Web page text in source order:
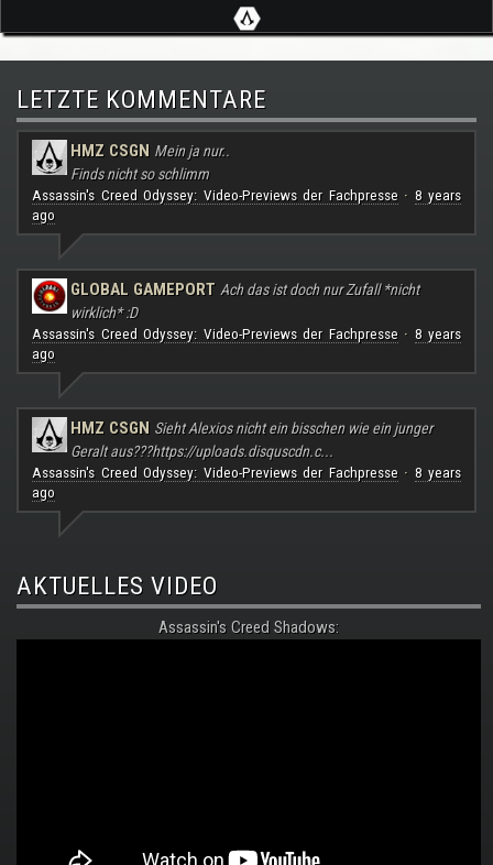
LETZTE KOMMENTARE
HMZ CSGN Mein ja nur..
Finds nicht so schlimm
Assassin's Creed Odyssey: Video-Previews der Fachpresse· 8 years
ago
GLOBAL GAMEPORT Ach das ist doch nur Zufall *nicht
wirklich* :D
Assassin's Creed Odyssey: Video-Previews der Fachpresse· 8 years
ago
HMZ CSGN Sieht Alexios nicht ein bisschen wie ein junger
Geralt aus???https://uploads.disquscdn.c...
Assassin's Creed Odyssey: Video-Previews der Fachpresse· 8 years
ago
AKTUELLES VIDEO
Assassin's Creed Shadows: